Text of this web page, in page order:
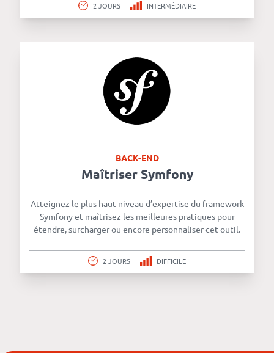
2 JOURS INTERMÉDIAIRE
BACK-END
Maîtriser Symfony
Atteignez le plus haut niveau d’expertise du framework
Symfony et maîtrisez les meilleures pratiques pour
étendre, surcharger ou encore personnaliser cet outil.
2 JOURS DIFFICILE